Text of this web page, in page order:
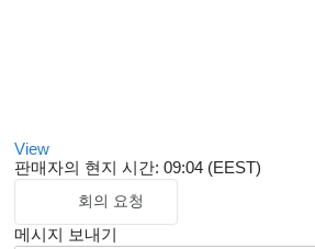
View
판매자의 현지 시간: 09:04 (EEST)
회의 요청
메시지 보내기